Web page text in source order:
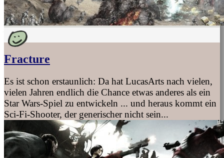
Fracture
Es ist schon erstaunlich: Da hat LucasArts nach vielen,
vielen Jahren endlich die Chance etwas anderes als ein
Star Wars-Spiel zu entwickeln ... und heraus kommt ein
Sci-Fi-Shooter, der generischer nicht sein...